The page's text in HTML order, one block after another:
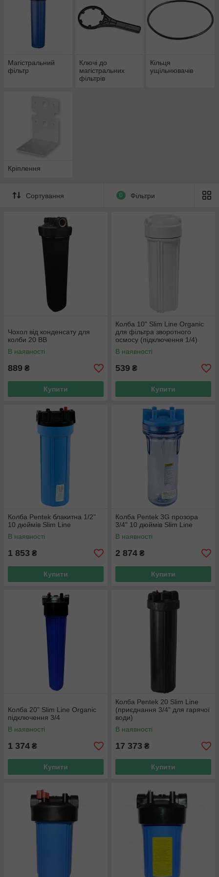
пластикової трубки.
Для зручності заміни картриджа деякі моделі мають
клапан скидання тиску, а для контролю забруднення
встановлюється манометр. Також дозволяється
візуальний контроль для прозорих корпусів.
Магістральний
фільтр
Ключі до
магістральних
фільтрів
Кільця
ущільнювачів
Кріплення
Сортування 0 Фільтри
Чохол від конденсату для
колби 20 BB
В наявності
889 ₴
Купити
Колба 10" Slim Line Organic
для фільтра зворотного
осмосу (підключення 1/4)
В наявності
539 ₴
Купити
Колба Pentek блакитна 1/2"
10 дюймів Slim Line
В наявності
1 853 ₴
Купити
Колба Pentek 3G прозора
3/4" 10 дюймів Slim Line
В наявності
2 874 ₴
Купити
Колба 20" Slim Line Organic
підключення 3/4
В наявності
1 374 ₴
Купити
Колба Pentek 20 Slim Line
(приєднання 3/4" для гарячої
води)
В наявності
17 373 ₴
Купити